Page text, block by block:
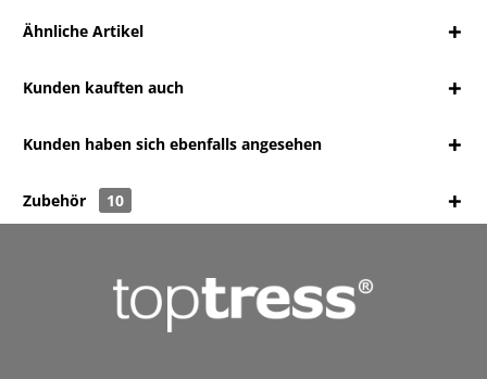
Ähnliche Artikel
Kunden kauften auch
Kunden haben sich ebenfalls angesehen
Zubehör 10